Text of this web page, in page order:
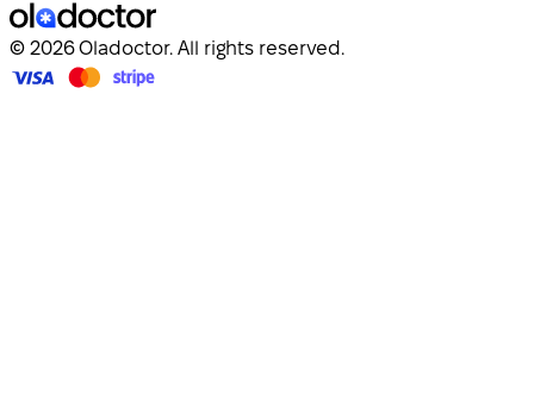
© 2026 Oladoctor. All rights reserved.